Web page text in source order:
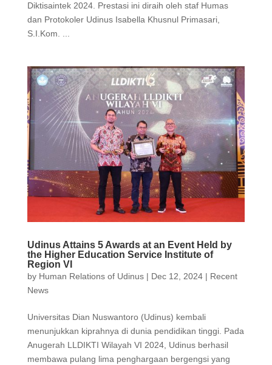
Diktisaintek 2024. Prestasi ini diraih oleh staf Humas
dan Protokoler Udinus Isabella Khusnul Primasari,
S.I.Kom. ...
Udinus Attains 5 Awards at an Event Held by
the Higher Education Service Institute of
Region VI
by Human Relations of Udinus| Dec 12, 2024| Recent
News
Universitas Dian Nuswantoro (Udinus) kembali
menunjukkan kiprahnya di dunia pendidikan tinggi. Pada
Anugerah LLDIKTI Wilayah VI 2024, Udinus berhasil
membawa pulang lima penghargaan bergengsi yang